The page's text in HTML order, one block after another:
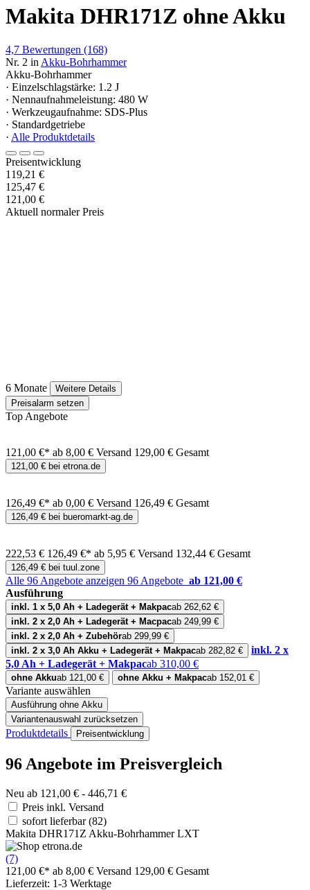
Makita DHR171Z ohne Akku
4,7 Bewertungen (168)
Nr. 2 in Akku-Bohrhammer
Akku-Bohrhammer
· Einzelschlagstärke: 1.2 J
· Nennaufnahmeleistung: 480 W
· Werkzeugaufnahme: SDS-Plus
· Standardgetriebe
· Alle Produktdetails
Preisentwicklung
119,21 €
125,47 €
121,00 €
Aktuell normaler Preis
6 Monate
Weitere Details
Preisalarm setzen
Top Angebote
121,00 €* ab 8,00 € Versand 129,00 € Gesamt
121,00 € bei etrona.de
126,49 €* ab 0,00 € Versand 126,49 € Gesamt
126,49 € bei bueromarkt-ag.de
222,53 € 126,49 €* ab 5,95 € Versand 132,44 € Gesamt
126,49 € bei tuul.zone
Alle 96 Angebote anzeigen 96 Angebote ab 121,00 €
Ausführung
inkl. 1 x 5,0 Ah + Ladegerät + Makpacab 262,62 €
inkl. 2 x 2,0 Ah + Ladegerät + Macpacab 249,99 €
inkl. 2 x 2,0 Ah + Zubehörab 299,99 €
inkl. 2 x 3,0 Ah Akku + Ladegerät + Makpacab 282,82 €
inkl. 2 x
5,0 Ah + Ladegerät + Makpacab 310,00 €
ohne Akkuab 121,00 € ohne Akku + Makpacab 152,01 €
Variante auswählen
Ausführung ohne Akku
Variantenauswahl zurücksetzen
Produktdetails Preisentwicklung
96 Angebote im Preisvergleich
Neu ab 121,00 € - 446,71 €
Preis inkl. Versand
sofort lieferbar(82)
Makita DHR171Z Akku-Bohrhammer LXT
(7)
121,00 €* ab 8,00 € Versand 129,00 € Gesamt
Lieferzeit: 1-3 Werktage